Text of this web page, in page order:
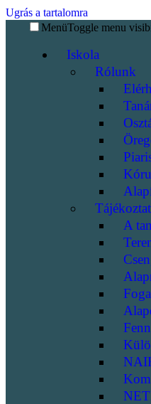
Ugrás a tartalomra
MenüToggle menu
Iskola
Rólunk
A